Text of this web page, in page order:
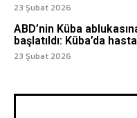
23 Şubat 2026
ABD’nin Küba
başlatıldı: Küba’da
23 Şubat 2026